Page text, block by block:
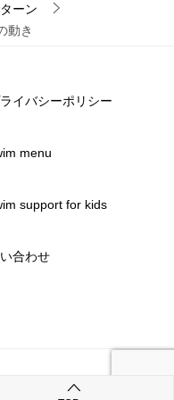
ーン
動き
イバシーポリシー
menu
support for kids
合わせ